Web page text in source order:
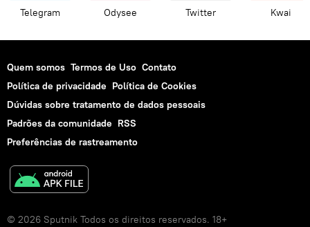
Telegram Odysee Twitter Kwai
Quem somos Termos de Uso Contato
Política de privacidade Política de Cookies
Dúvidas sobre tratamento de dados pessoais
Padrões da comunidade RSS
Preferências de rastreamento
© 2026 Sputnik Todos os direitos reservados. 18+